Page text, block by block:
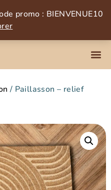
promo : BIENVENUE10
/ Paillasson – relief